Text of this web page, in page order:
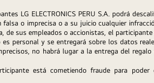
LG ELECTRONICS PERU S.A. podrá
falsa o imprecisa o a su juicio cualquier
sus empleados o accionistas, el
personal y se entregará sobre los datos
no habrá lugar a la entrega del regalo y
está cometiendo fraude para poder